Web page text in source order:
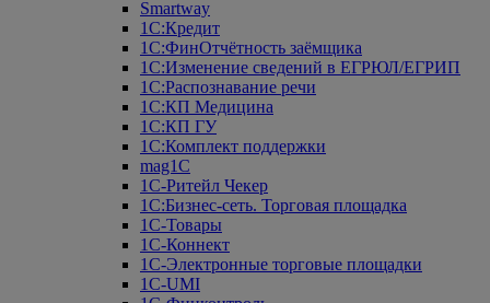
Smartway
1С:Кредит
1С:ФинОтчётность заёмщика
1С:Изменение сведений в ЕГРЮЛ/ЕГРИП
1С:Распознавание речи
1С:КП Медицина
1С:КП ГУ
1С:Комплект поддержки
mag1C
1С-Ритейл Чекер
1С:Бизнес-сеть. Торговая площадка
1С-Товары
1С-Коннект
1С-Электронные торговые площадки
1C-UMI